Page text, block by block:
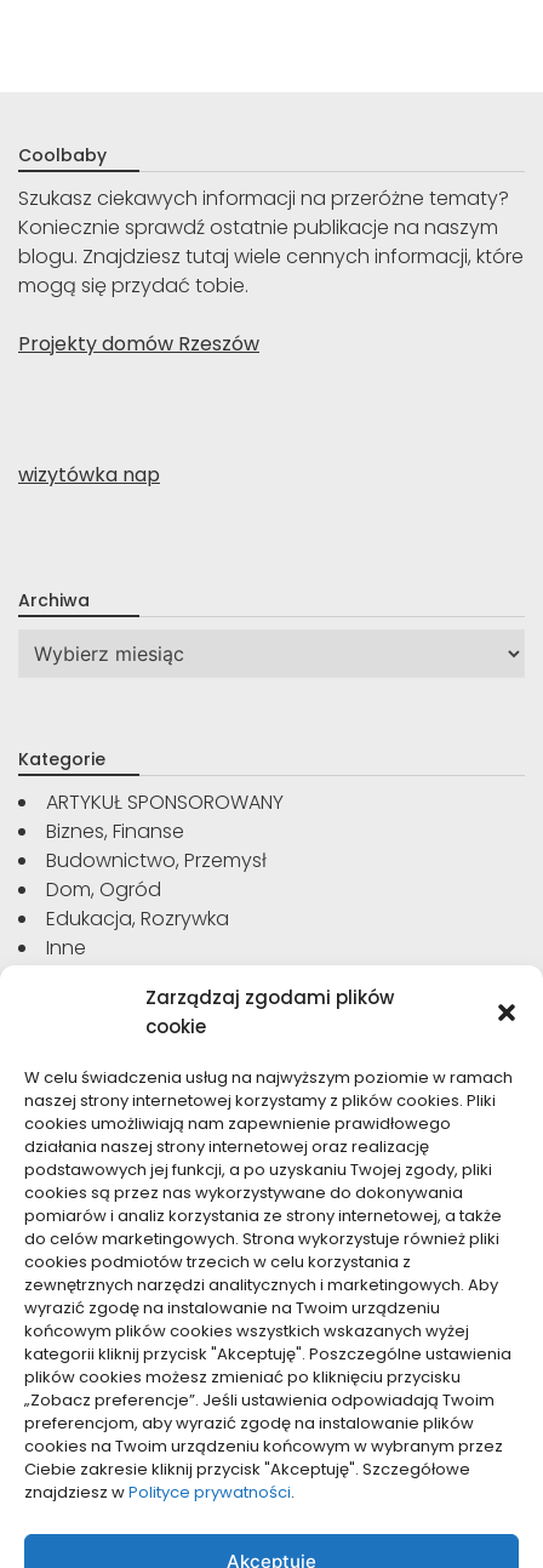
Zarządzaj zgodami plików
cookie
W celu świadczenia usług na najwyższym poziomie w ramach
naszej strony internetowej korzystamy z plików cookies. Pliki
cookies umożliwiają nam zapewnienie prawidłowego
działania naszej strony internetowej oraz realizację
podstawowych jej funkcji, a po uzyskaniu Twojej zgody, pliki
cookies są przez nas wykorzystywane do dokonywania
pomiarów i analiz korzystania ze strony internetowej, a także
do celów marketingowych. Strona wykorzystuje również pliki
cookies podmiotów trzecich w celu korzystania z
zewnętrznych narzędzi analitycznych i marketingowych. Aby
wyrazić zgodę na instalowanie na Twoim urządzeniu
końcowym plików cookies wszystkich wskazanych wyżej
kategorii kliknij przycisk "Akceptuję". Poszczególne ustawienia
plików cookies możesz zmieniać po kliknięciu przycisku
„Zobacz preferencje”. Jeśli ustawienia odpowiadają Twoim
preferencjom, aby wyrazić zgodę na instalowanie plików
cookies na Twoim urządzeniu końcowym w wybranym przez
Ciebie zakresie kliknij przycisk "Akceptuję". Szczegółowe
znajdziesz wPolityce prywatności.
Akceptuję
Coolbaby
Szukasz ciekawych informacji na przeróżne tematy?
Koniecznie sprawdź ostatnie publikacje na naszym
blogu. Znajdziesz tutaj wiele cennych informacji, które
mogą się przydać tobie.
Projekty domów Rzeszów
wizytówka nap
Archiwa
Archiwa
Kategorie
ARTYKUŁ SPONSOROWANY
Biznes, Finanse
Budownictwo, Przemysł
Dom, Ogród
Edukacja, Rozrywka
Inne
Motoryzacja, Transport
Sport, Turystyka
Technologie
Usługi
Zdrowie, Medycyna
Dolącz do nas
Lubisz pisać teksty i chciałbyś się podzielić swoją
wiedzą z innymi? Dołącz do nas już teraz. Podziel się
swoją wiedzą z innymi.
Polityka plików cookies (EU)
Polityka prywatności